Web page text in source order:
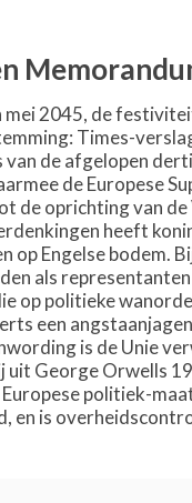
mei 2045, de
Times-
van de afgelopen
de Europese
de oprichting van de
heeft
op Engelse bodem.
als
op politieke
een
is de Unie
uit George Orwells
Europese politiek-
en is